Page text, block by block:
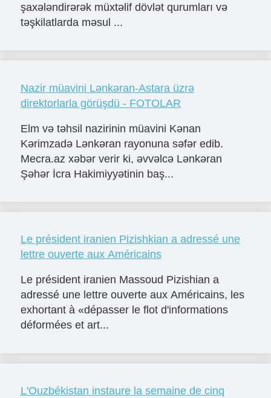
şaxələndirərək müxtəlif dövlət qurumları və
təşkilatlarda məsul ...
Nazir müavini Lənkəran-Astara üzrə
direktorlarla görüşdü - FOTOLAR
Elm və təhsil nazirinin müavini Kənan
Kərimzadə Lənkəran rayonuna səfər edib.
Mecra.az xəbər verir ki, əvvəlcə Lənkəran
Şəhər İcra Hakimiyyətinin baş...
Le président iranien Pizishkian a adressé une
lettre ouverte aux Américains
Le président iranien Massoud Pizishian a
adressé une lettre ouverte aux Américains, les
exhortant à «dépasser le flot d'informations
déformées et art...
L'Ouzbékistan instaure la semaine de cinq